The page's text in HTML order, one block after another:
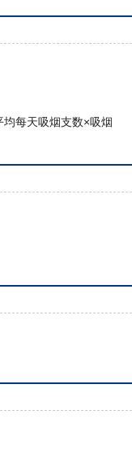
每天吸烟支数×吸烟